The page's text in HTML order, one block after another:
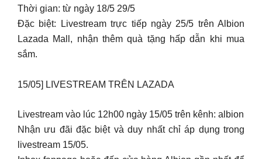
Thời gian: từ ngày 18/5 29/5
Đặc biệt: Livestream trực tiếp ngày 25/5 trên Albion
Lazada Mall, nhận thêm quà tặng hấp dẫn khi mua
sắm.
15/05] LIVESTREAM TRÊN LAZADA
Livestream vào lúc 12h00 ngày 15/05 trên kênh: albion
Nhận ưu đãi đặc biệt và duy nhất chỉ áp dụng trong
livestream 15/05.